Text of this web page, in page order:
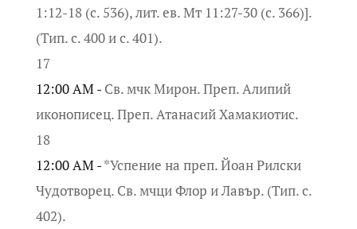
1:12-18 (с. 536), лит. ев. Мт 11:27-30 (с. 366)].
(Тип. с. 400 и с. 401).
17
12:00 AM - Св. мчк Мирон. Преп. Алипий
иконописец. Преп. Атанасий Хамакиотис.
18
12:00 AM -*Успение на преп. Йоан Рилски
Чудотворец. Св. мчци Флор и Лавър. (Тип. с.
402).